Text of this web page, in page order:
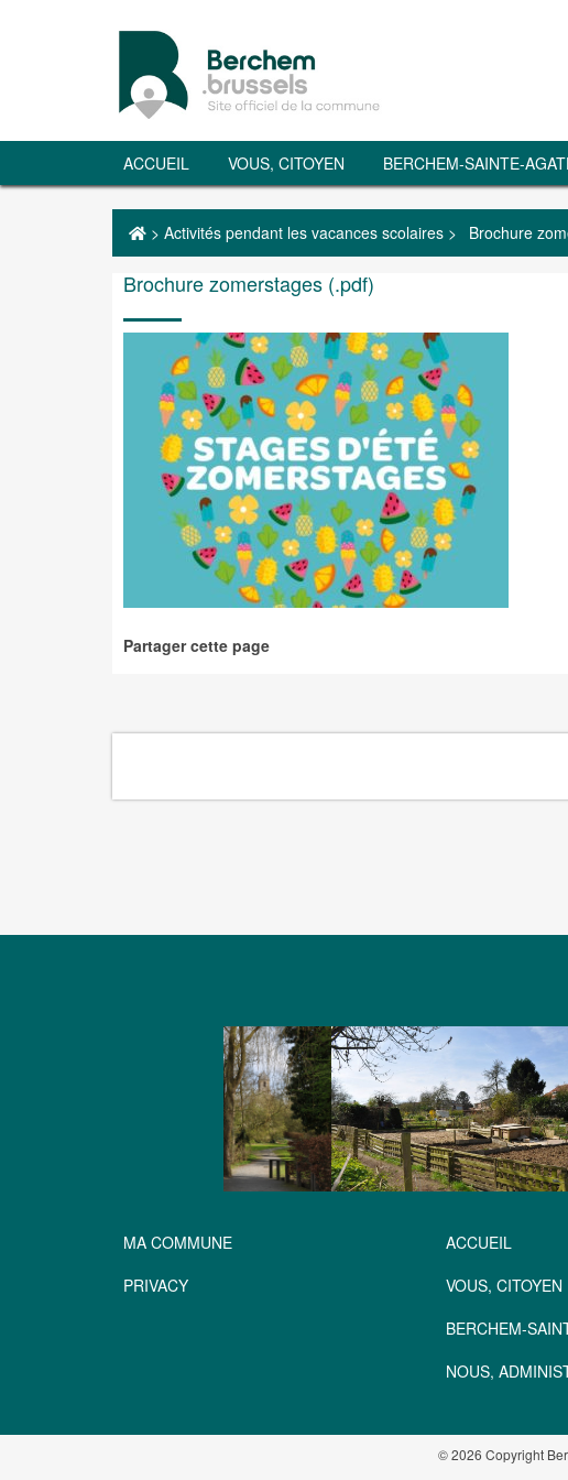
ACCUEIL VOUS, CITOYEN BERCHEM-SAINTE-
> Activités pendant les vacances scolaires > Brochure
Brochure zomerstages (.pdf)
Partager cette page
MA COMMUNE
PRIVACY
ACCUEIL
VOUS, CITOYEN
BERCHEM-
NOUS,
© 2026 Copyright